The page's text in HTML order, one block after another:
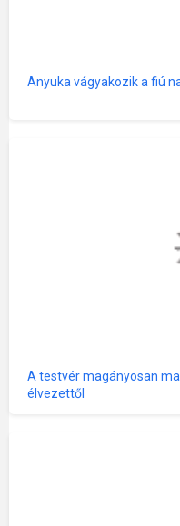
Anyuka vágyakozik a fiú
A testvér magányosan
élvezettől